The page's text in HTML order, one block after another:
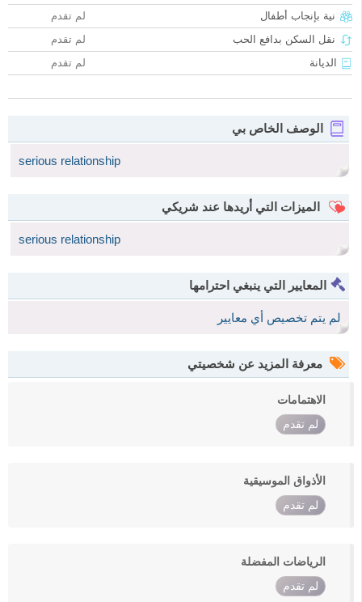
نية بإنجاب أطفال
لم تقدم
نقل السكن بدافع الحب
لم تقدم
الديانة
لم تقدم
الوصف الخاص بي
serious relationship
الميزات التي أريدها عند شريكي
serious relationship
المعايير التي ينبغي احترامها
لم يتم تخصيص أي معايير
معرفة المزيد عن شخصيتي
الاهتمامات
لم تقدم
الأذواق الموسيقية
لم تقدم
الرياضات المفضلة
لم تقدم